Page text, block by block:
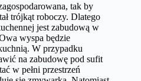
tak by
trójkąt roboczy. Dlatego
jest zabudową w
wyspa będzie
W przypadku
na zabudowę pod sufit
w pełni przestrzeń